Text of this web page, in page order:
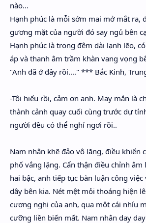
nào...
Hạnh phúc là mỗi sớm mai mở mắt ra,
gương mặt của người đó say ngủ bên
Hạnh phúc là trong đêm dài lạnh lẽo,
áp và thanh âm trầm khàn vang vọng
"Anh đã ở đây rồi...." *** Bắc Kinh,
-Tôi hiểu rồi, cảm ơn anh. May mắn là
thành cảnh quay cuối cùng trước dự
người đều có thể nghỉ ngơi rồi..
Nam nhân khẽ đảo vô lăng, điều khiển
phố vắng lặng. Cẩn thận điều chỉnh
hai bậc, anh tiếp tục bàn luận công
dây bên kia. Nét mệt mỏi thoáng hiện
cương nghị của anh, qua một cái nhíu
cưỡng liền biến mất. Nam nhân day